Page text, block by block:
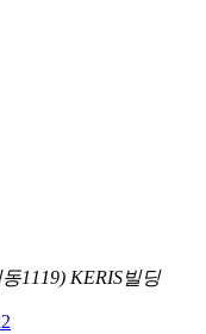
1119) KERIS빌딩